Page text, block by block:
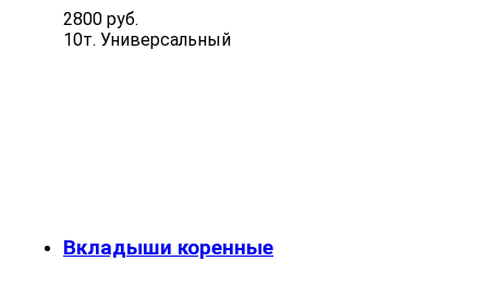
2800 руб.
10т. Универсальный
Вкладыши коренные